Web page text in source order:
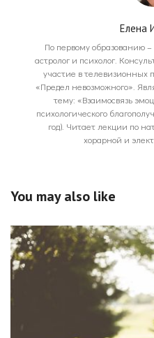
Елена
По первому образованию
астролог и психолог.
участие в телевизионных
«Предел невозможного».
тему: «Взаимосвязь
психологического
год). Читает лекции по
хорарной и
You may also like